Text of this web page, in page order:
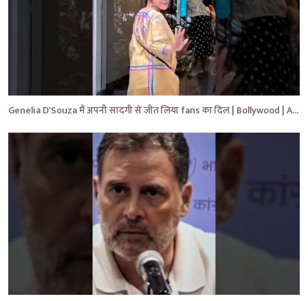
Genelia D'Souza मैं अपनी सादगी से जीत लिया fans का दिल | Bollywood | Actress #shorts #bollywood #yt